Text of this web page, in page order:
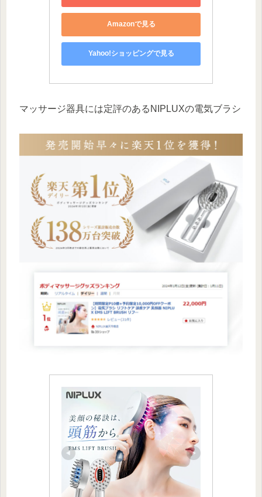
Amazonで見る
Yahoo!ショッピングで見る
マッサージ器具には定評のあるNIPLUXの電気ブラシ